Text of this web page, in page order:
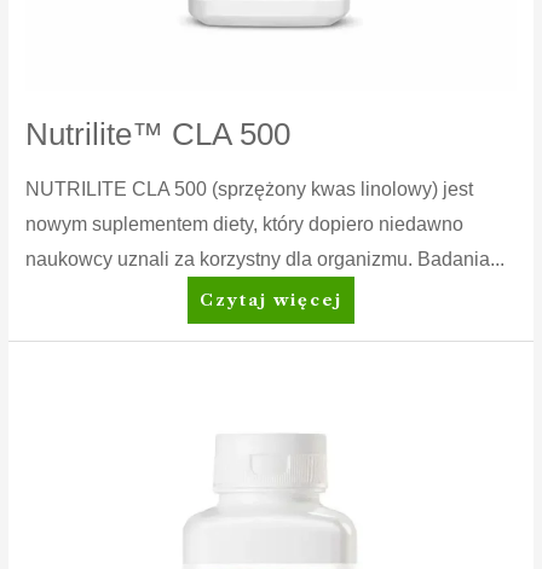
Nutrilite™ CLA 500
NUTRILITE CLA 500 (sprzężony kwas linolowy) jest
nowym suplementem diety, który dopiero niedawno
naukowcy uznali za korzystny dla organizmu. Badania...
Nutrilite™
CLA
Czytaj więcej